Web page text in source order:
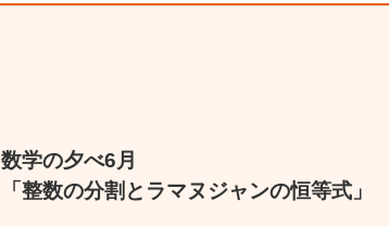
数学の夕べ6月
「整数の分割とラマヌジャンの恒等式」